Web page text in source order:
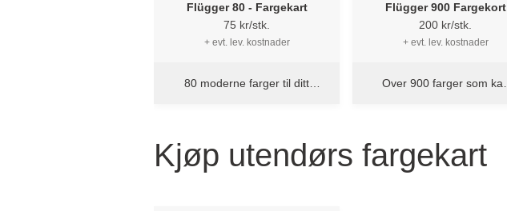
Flügger 80 - Fargekart
75 kr/stk.
+ evt. lev. kostnader
80 moderne farger til ditt
Flügger 900 Fargekort
200 kr/stk.
+ evt. lev. kostnader
Over 900 farger som kan
Kjøp utendørs fargekart